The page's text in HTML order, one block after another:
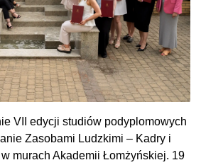
VII edycji studiów podyplomowych
Zasobami Ludzkimi – Kadry i
w murach Akademii Łomżyńskiej. 19